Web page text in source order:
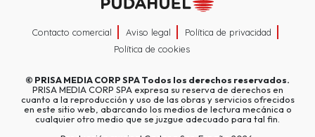
Contacto comercial Aviso legal
Política de privacidad
Política de cookies
© PRISA MEDIA CORP SPATodos los derechos reservados.
PRISA MEDIA CORP SPA expresa su reserva de derechos en
cuanto a la reproducción y uso de las obras y servicios ofrecidos
en este sitio web, abarcando los medios de lectura mecánica o
cualquier otro medio que se juzgue adecuado para tal fin.